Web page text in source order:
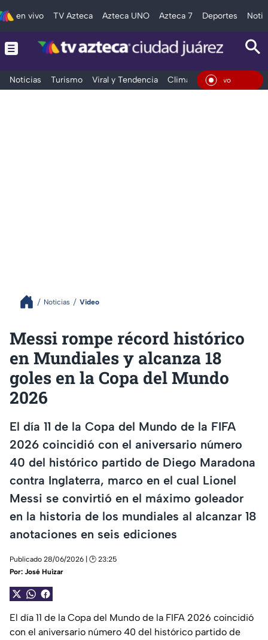
en vivo TV Azteca Azteca UNO Azteca 7 Deportes
Noticias Turismo Viral y Tendencia Clima Deportes En
Noticias Video
Messi rompe récord histórico
en Mundiales y alcanza 18
goles en la Copa del Mundo
2026
El día 11 de la Copa del Mundo de la FIFA
2026 coincidió con el aniversario número
40 del histórico partido de Diego Maradona
contra Inglaterra, marco en el cual Lionel
Messi se convirtió en el máximo goleador
en la historia de los mundiales al alcanzar 18
anotaciones en seis ediciones
Publicado 28/06/2026 | 🕑 23:25
Por: José Huizar
El día 11 de la Copa del Mundo de la FIFA 2026 coincidió
con el aniversario número 40 del histórico partido de